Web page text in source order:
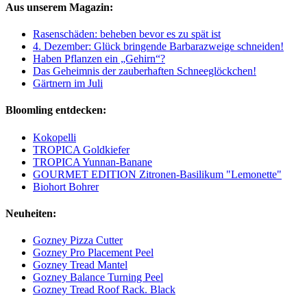
Aus unserem Magazin:
Rasenschäden: beheben bevor es zu spät ist
4. Dezember: Glück bringende Barbarazweige schneiden!
Haben Pflanzen ein „Gehirn“?
Das Geheimnis der zauberhaften Schneeglöckchen!
Gärtnern im Juli
Bloomling entdecken:
Kokopelli
TROPICA Goldkiefer
TROPICA Yunnan-Banane
GOURMET EDITION Zitronen-Basilikum "Lemonette"
Biohort Bohrer
Neuheiten:
Gozney Pizza Cutter
Gozney Pro Placement Peel
Gozney Tread Mantel
Gozney Balance Turning Peel
Gozney Tread Roof Rack. Black